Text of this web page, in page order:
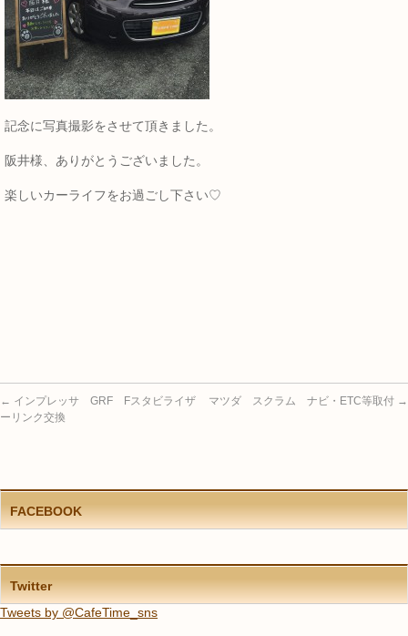
記念に写真撮影をさせて頂きました。
阪井様、ありがとうございました。
楽しいカーライフをお過ごし下さい♡
← インプレッサ GRF Fスタビライザ
ーリンク交換
マツダ スクラム ナビ・ETC等取付 →
FACEBOOK
Twitter
Tweets by @CafeTime_sns